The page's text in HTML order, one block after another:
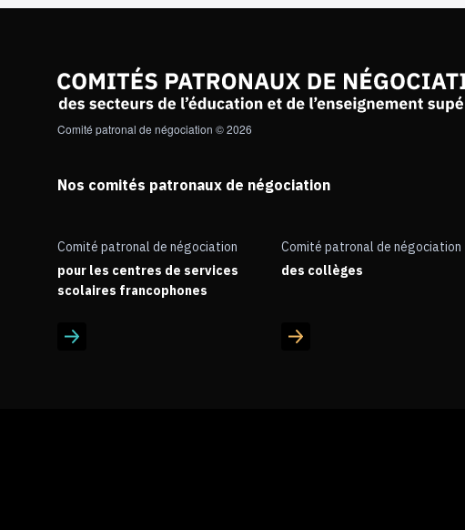
Comité patronal de négociation © 2026
Nos comités patronaux de négociation
Comité patronal de négociation
pour les centres de services
scolaires francophones
Comité patronal de négociation
des collèges